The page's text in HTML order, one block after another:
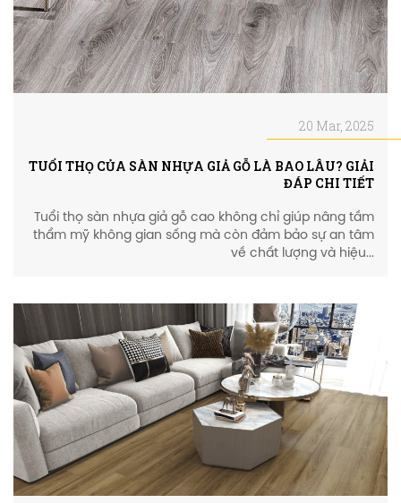
20 Mar, 2025
TUỔI THỌ CỦA SÀN NHỰA GIẢ GỖ LÀ BAO LÂU? GIẢI
ĐÁP CHI TIẾT
Tuổi thọ sàn nhựa giả gỗ cao không chỉ giúp nâng tầm
thẩm mỹ không gian sống mà còn đảm bảo sự an tâm
về chất lượng và hiệu...